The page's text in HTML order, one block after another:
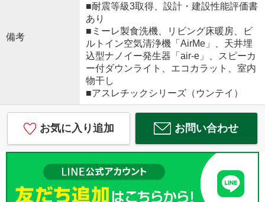
備考
■耐震等級3取得、設計・建設性能評価書
あり
■ミーレ製食洗機、リビング床暖房、ビ
ルトイン空気清浄機「AirMe」、天井埋
込型ナノイー発生器「air-e」、スピーカ
ー付ダウンライト、エコカラット、室内
物干し
■アスレチックシリーズ（ウンテイ）
お気に入り追加 お問い合わせ